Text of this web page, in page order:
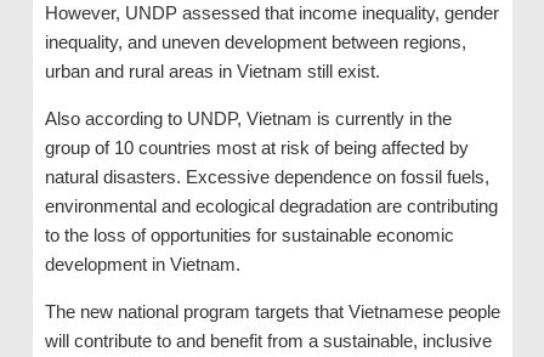
However, UNDP assessed that income inequality, gender
inequality, and uneven development between regions,
urban and rural areas in Vietnam still exist.
Also according to UNDP, Vietnam is currently in the
group of 10 countries most at risk of being affected by
natural disasters. Excessive dependence on fossil fuels,
environmental and ecological degradation are contributing
to the loss of opportunities for sustainable economic
development in Vietnam.
The new national program targets that Vietnamese people
will contribute to and benefit from a sustainable, inclusive